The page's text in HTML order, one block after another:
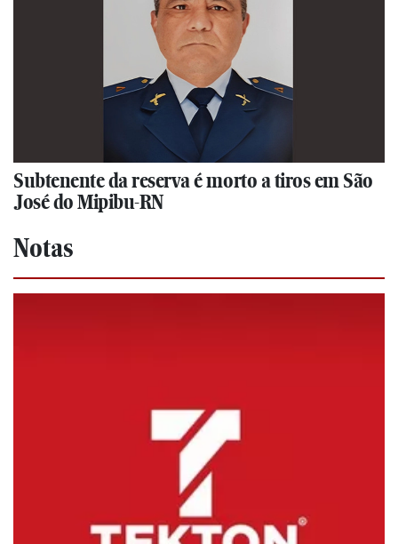
Subtenente da reserva é morto a tiros em São
José do Mipibu-RN
Notas